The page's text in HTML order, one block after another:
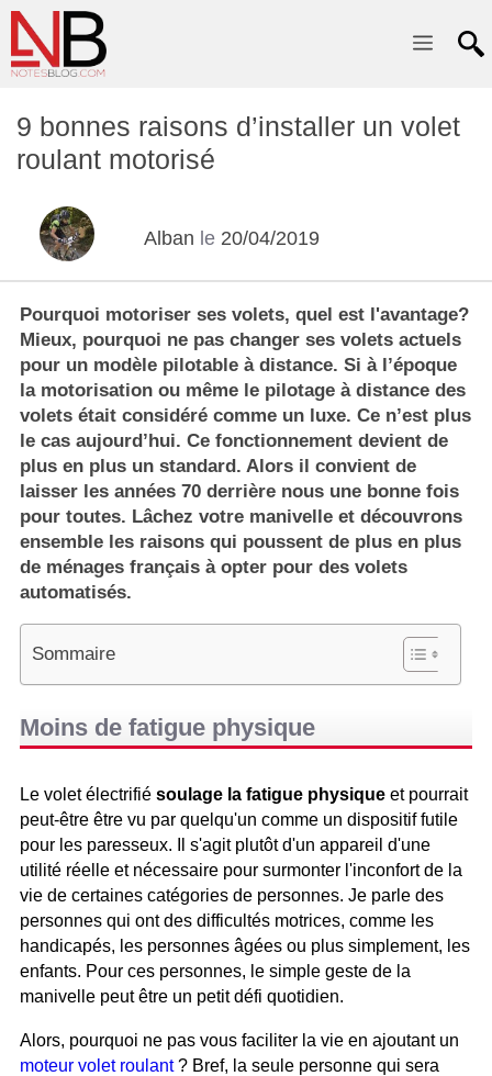
Menu
9 bonnes raisons d’installer un volet
roulant motorisé
Alban le 20/04/2019
Pourquoi motoriser ses volets, quel est l'avantage?
Mieux, pourquoi ne pas changer ses volets actuels
pour un modèle pilotable à distance. Si à l’époque
la motorisation ou même le pilotage à distance des
volets était considéré comme un luxe. Ce n’est plus
le cas aujourd’hui. Ce fonctionnement devient de
plus en plus un standard. Alors il convient de
laisser les années 70 derrière nous une bonne fois
pour toutes. Lâchez votre manivelle et découvrons
ensemble les raisons qui poussent de plus en plus
de ménages français à opter pour des volets
automatisés.
Sommaire
Moins de fatigue physique
Le volet électrifié soulage la fatigue physique et pourrait
peut-être être vu par quelqu'un comme un dispositif futile
pour les paresseux. Il s'agit plutôt d'un appareil d'une
utilité réelle et nécessaire pour surmonter l'inconfort de la
vie de certaines catégories de personnes. Je parle des
personnes qui ont des difficultés motrices, comme les
handicapés, les personnes âgées ou plus simplement, les
enfants. Pour ces personnes, le simple geste de la
manivelle peut être un petit défi quotidien.
Alors, pourquoi ne pas vous faciliter la vie en ajoutant un
moteur volet roulant? Bref, la seule personne qui sera